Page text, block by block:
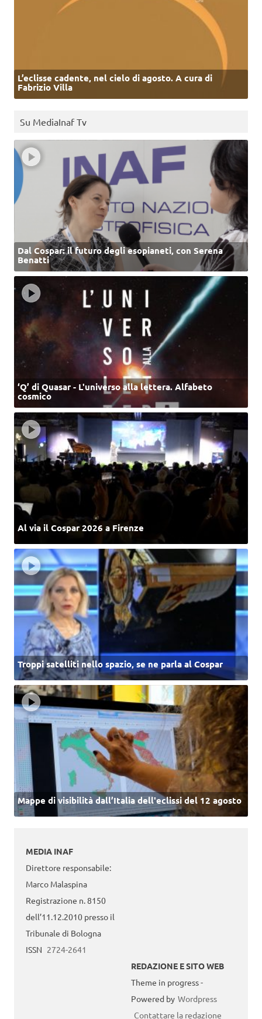
L’eclisse cadente, nel cielo di agosto. A cura di
Fabrizio Villa
Su MediaInaf Tv
Dal Cospar: il futuro degli esopianeti, con Serena
Benatti
‘Q’ di Quasar - L'universo alla lettera. Alfabeto
cosmico
Al via il Cospar 2026 a Firenze
Troppi satelliti nello spazio, se ne parla al Cospar
Mappe di visibilità dall’Italia dell'eclissi del 12 agosto
MEDIA INAF
Direttore responsabile:
Marco Malaspina
Registrazione n. 8150
dell’11.12.2010 presso il
Tribunale di Bologna
ISSN 2724-2641
REDAZIONE E SITO WEB
Theme in progress -
Powered by Wordpress
Contattare la redazione